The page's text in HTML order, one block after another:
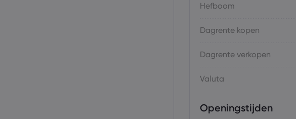
Hefboom
Dagrente kopen
Dagrente verkopen
Valuta
Openingstijden